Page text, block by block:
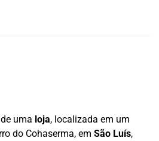
uma loja, localizada em um
do Cohaserma, em São Luís,